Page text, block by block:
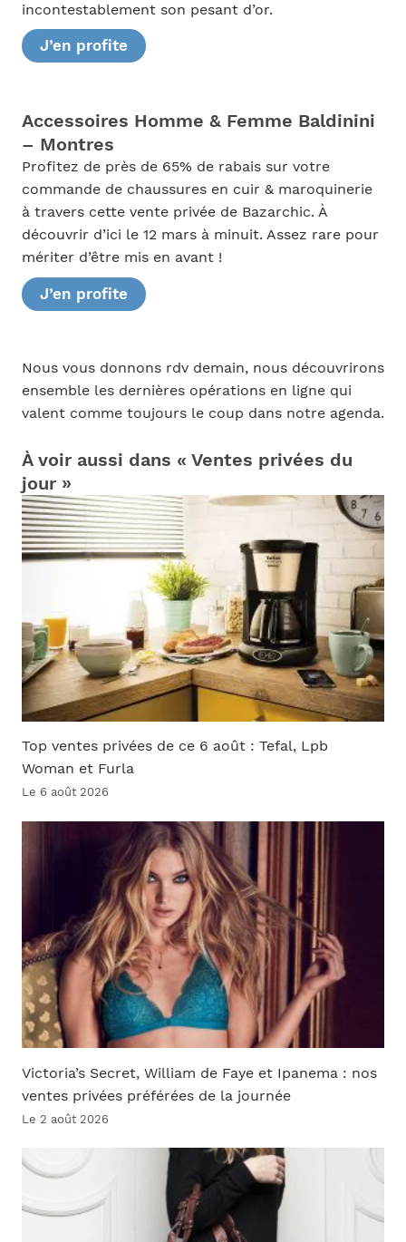
incontestablement son pesant d’or.
J’en profite
Accessoires Homme & Femme Baldinini
– Montres
Profitez de près de 65% de rabais sur votre
commande de chaussures en cuir & maroquinerie
à travers cette vente privée de Bazarchic. À
découvrir d’ici le 12 mars à minuit. Assez rare pour
mériter d’être mis en avant !
J’en profite
Nous vous donnons rdv demain, nous découvrirons
ensemble les dernières opérations en ligne qui
valent comme toujours le coup dans notre agenda.
À voir aussi dans « Ventes privées du
jour »
Top ventes privées de ce 6 août : Tefal, Lpb
Woman et Furla
Le 6 août 2026
Victoria’s Secret, William de Faye et Ipanema : nos
ventes privées préférées de la journée
Le 2 août 2026